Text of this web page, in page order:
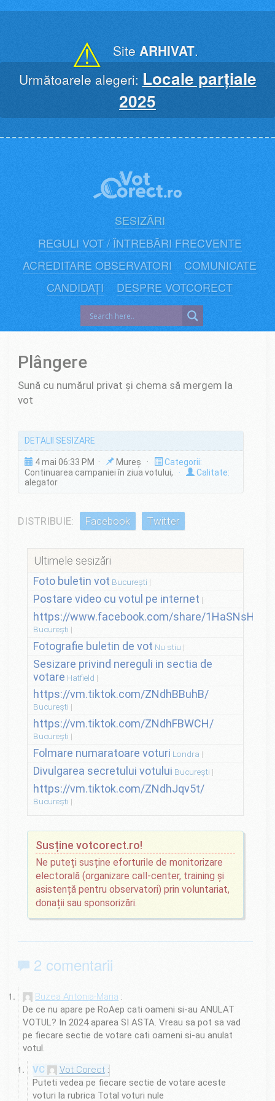
⚠ Site ARHIVAT.
Următoarele alegeri: Locale parțiale
2025
SESIZĂRI
REGULI VOT / ÎNTREBĂRI FRECVENTE
ACREDITARE OBSERVATORI
COMUNICATE
CANDIDAȚI
DESPRE VOTCORECT
Plângere
Sună cu numărul privat și chema să mergem la
vot
DETALII SESIZARE
4 mai 06:33 PM · Mureș ·
Categorii:
Continuarea campaniei în ziua votului,
·
Calitate:
alegator
DISTRIBUIE: Facebook Twitter
Ultimele sesizări
Foto buletin vot București
Postare video cu votul pe internet
https://www.facebook.com/share/
București
Fotografie buletin de vot Nu stiu
Sesizare privind nereguli in sectia de
votare Hatfield
https://vm.tiktok.com/ZNdhBBuhB/
București
https://vm.tiktok.com/ZNdhFBWCH/
București
Folmare numaratoare voturi Londra
Divulgarea secretului votului București
https://vm.tiktok.com/ZNdhJqv5t/
București
Susține votcorect.ro!
Ne puteți susține eforturile de monitorizare
electorală (organizare call-center, training și
asistență pentru observatori) prin voluntariat,
donații sau sponsorizări.
2 comentarii
Buzea Antonia-Maria
De ce nu apare pe RoAep cati oameni si-au ANULAT
VOTUL? In 2024 aparea SI ASTA. Vreau sa pot sa vad
pe fiecare sectie de votare cati oameni si-au anulat
votul.
Vot Corect
Puteti vedea pe fiecare sectie de votare aceste
voturi la rubrica Total voturi nule